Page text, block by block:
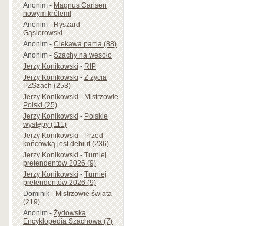
Anonim-Magnus Carlsen
nowym królem!
Anonim-Ryszard
Gąsiorowski
Anonim-Ciekawa partia (88)
Anonim-Szachy na wesoło
Jerzy Konikowski-RIP
Jerzy Konikowski-Z życia
PZSzach (253)
Jerzy Konikowski-Mistrzowie
Polski (25)
Jerzy Konikowski-Polskie
występy (111)
Jerzy Konikowski-Przed
końcówką jest debiut (236)
Jerzy Konikowski-Turniej
pretendentów 2026 (9)
Jerzy Konikowski-Turniej
pretendentów 2026 (9)
Dominik-Mistrzowie świata
(219)
Anonim-Żydowska
Encyklopedia Szachowa (7)